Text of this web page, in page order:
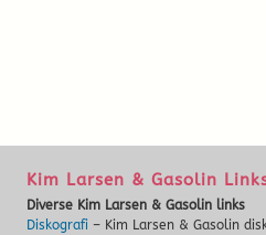
Kim Larsen & Gasolin
Diverse Kim Larsen & Gasolin links
Diskografi– Kim Larsen & Gasolin